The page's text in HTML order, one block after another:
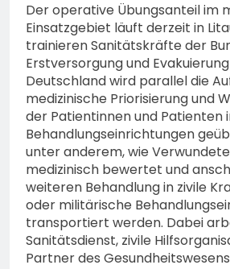
Der operative Übungsanteil im
Einsatzgebiet läuft derzeit in
trainieren Sanitätskräfte der
Erstversorgung und
Deutschland wird parallel die
medizinische Priorisierung und
der Patientinnen und Patienten
Behandlungseinrichtungen
unter anderem, wie
medizinisch bewertet und
weiteren Behandlung in zivile
oder militärische
transportiert werden. Dabei
Sanitätsdienst, zivile
Partner des